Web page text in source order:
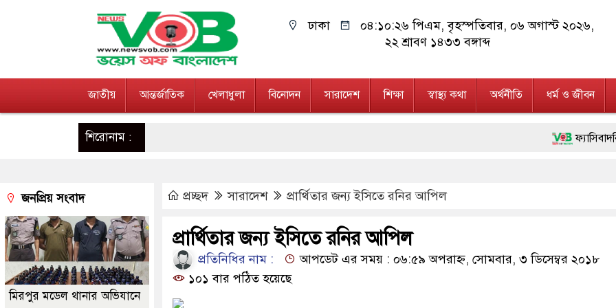
ঢাকা ০৪:১০:২৭ পিএম, বৃহস্পতিবার, ০৬ অগাস্ট ২০২৬,
২২ শ্রাবণ ১৪৩৩ বঙ্গাব্দ
জাতীয় আন্তর্জাতিক খেলাধুলা বিনোদন সারাদেশ শিক্ষা স্বাস্থ্য কথা অর্থনীতি ধর্ম ও জীবন
শিরোনাম : ফ্যাসিবাদবিরোধী
জনগণ পরিবর্তন
২৮ লাখ টাকার জাল
নেতৃত্ব ও গণতন্ত্রের
অবৈধ বিদেশি
প্রচ্ছদ সারাদেশ প্রার্থিতার জন্য ইসিতে রনির আপিল
প্রার্থিতার জন্য ইসিতে রনির আপিল
প্রতিনিধির নাম :
আপডেট এর সময় : ০৬:৫৯ অপরাহ্ন, সোমবার, ৩ ডিসেম্বর ২০১৮
১০১ বার পঠিত হয়েছে
জনপ্রিয় সংবাদ
মিরপুর মডেল থানার অভিযানে